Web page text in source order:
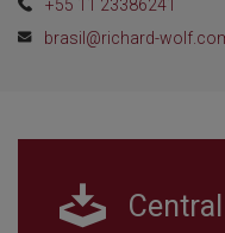
+55 11 23386241
brasil@richard-